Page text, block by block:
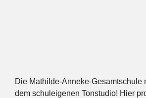
Die Mathilde-Anneke-Gesamtschule
dem schuleigenen Tonstudio! Hier